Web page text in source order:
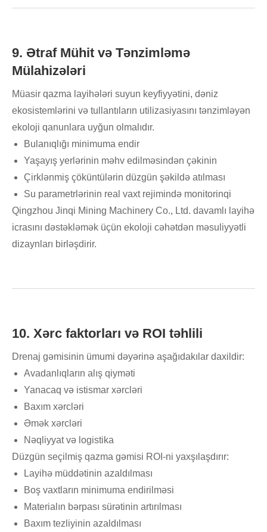
9. Ətraf Mühit və Tənzimləmə
Mülahizələri
Müasir qazma layihələri suyun keyfiyyətini, dəniz
ekosistemlərini və tullantıların utilizasiyasını tənzimləyən
ekoloji qanunlara uyğun olmalıdır.
Bulanıqlığı minimuma endir
Yaşayış yerlərinin məhv edilməsindən çəkinin
Çirklənmiş çöküntülərin düzgün şəkildə atılması
Su parametrlərinin real vaxt rejimində monitorinqi
Qingzhou Jinqi Mining Machinery Co., Ltd. davamlı layihə
icrasını dəstəkləmək üçün ekoloji cəhətdən məsuliyyətli
dizaynları birləşdirir.
10. Xərc faktorları və ROI təhlili
Drenaj gəmisinin ümumi dəyərinə aşağıdakılar daxildir:
Avadanlıqların alış qiyməti
Yanacaq və istismar xərcləri
Baxım xərcləri
Əmək xərcləri
Nəqliyyat və logistika
Düzgün seçilmiş qazma gəmisi ROI-ni yaxşılaşdırır:
Layihə müddətinin azaldılması
Boş vaxtların minimuma endirilməsi
Materialın bərpası sürətinin artırılması
Baxım tezliyinin azaldılması